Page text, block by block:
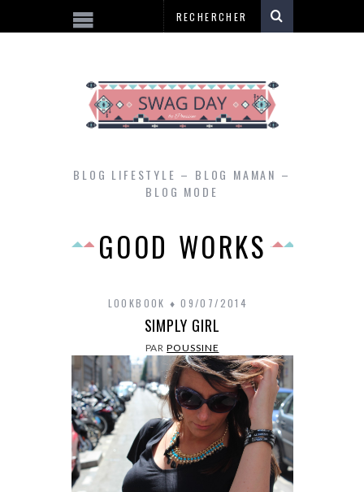
BLOG LIFESTYLE – BLOG MAMAN –
BLOG MODE
GOOD WORKS
LOOKBOOK 09/07/2014
SIMPLY GIRL
PARPOUSSINE